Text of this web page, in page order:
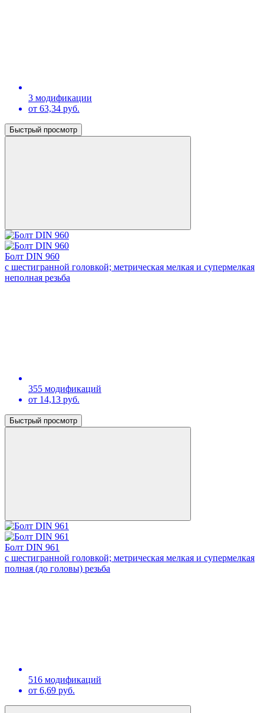
3 модификации
от 63,34 руб.
Быстрый просмотр
Болт DIN 960
с шестигранной головкой; метрическая мелкая и супермелкая
неполная резьба
355 модификаций
от 14,13 руб.
Быстрый просмотр
Болт DIN 961
с шестигранной головкой; метрическая мелкая и супермелкая
полная (до головы) резьба
516 модификаций
от 6,69 руб.